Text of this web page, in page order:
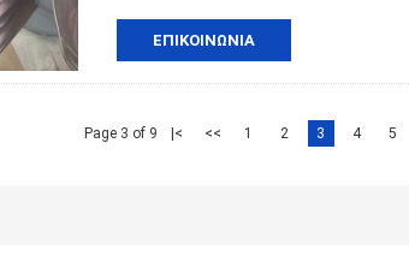
ΕΠΙΚΟΙΝΩΝΊΑ
Page 3 of 9 |< << 1 2 3 4 5